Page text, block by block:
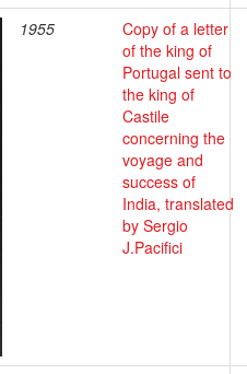
1955
Copy of a letter
of the king of
Portugal sent to
the king of
Castile
concerning the
voyage and
success of
India, translated
by Sergio
J.Pacifici